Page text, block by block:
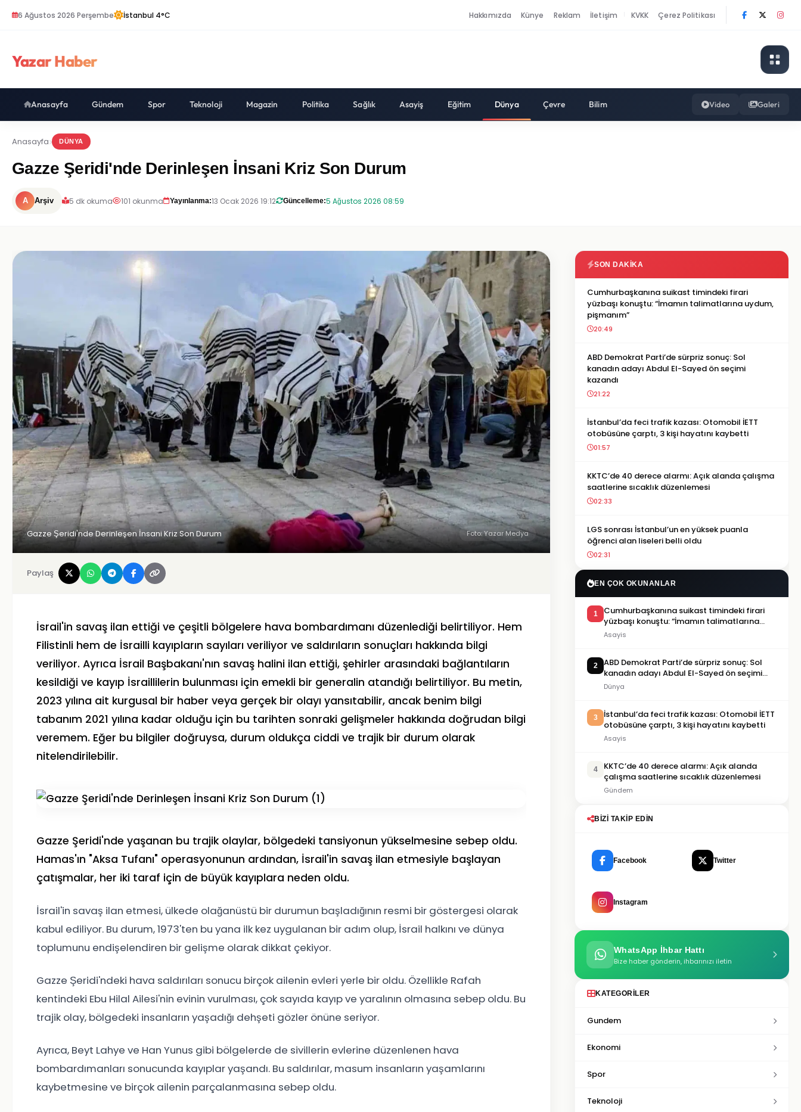
6 Ağustos 2026 Perşembe İstanbul 4°C Hakkımızda Künye Reklam İletişim KVKK Çerez Politikası
Yazar Haber
Anasayfa Gündem Spor Teknoloji Magazin Politika Sağlık Asayiş Eğitim Dünya Çevre Bilim Video Galeri
Anasayfa DÜNYA
Gazze Şeridi'nde Derinleşen İnsani Kriz Son Durum
A Arşiv 5 dk okuma 101 okunma Yayınlanma:13 Ocak 2026 19:12 Güncelleme:5 Ağustos 2026 08:59
Gazze Şeridi'nde Derinleşen İnsani Kriz Son Durum Foto: Yazar Medya
Paylaş
İsrail'in savaş ilan ettiği ve çeşitli bölgelere hava bombardımanı düzenlediği belirtiliyor. Hem
Filistinli hem de İsrailli kayıpların sayıları veriliyor ve saldırıların sonuçları hakkında bilgi
veriliyor. Ayrıca İsrail Başbakanı'nın savaş halini ilan ettiği, şehirler arasındaki bağlantıların
kesildiği ve kayıp İsraillilerin bulunması için emekli bir generalin atandığı belirtiliyor. Bu metin,
2023 yılına ait kurgusal bir haber veya gerçek bir olayı yansıtabilir, ancak benim bilgi
tabanım 2021 yılına kadar olduğu için bu tarihten sonraki gelişmeler hakkında doğrudan bilgi
veremem. Eğer bu bilgiler doğruysa, durum oldukça ciddi ve trajik bir durum olarak
nitelendirilebilir.
Gazze Şeridi'nde yaşanan bu trajik olaylar, bölgedeki tansiyonun yükselmesine sebep oldu.
Hamas'ın "Aksa Tufanı" operasyonunun ardından, İsrail'in savaş ilan etmesiyle başlayan
çatışmalar, her iki taraf için de büyük kayıplara neden oldu.
İsrail'in savaş ilan etmesi, ülkede olağanüstü bir durumun başladığının resmi bir göstergesi olarak
kabul ediliyor. Bu durum, 1973'ten bu yana ilk kez uygulanan bir adım olup, İsrail halkını ve dünya
toplumunu endişelendiren bir gelişme olarak dikkat çekiyor.
Gazze Şeridi'ndeki hava saldırıları sonucu birçok ailenin evleri yerle bir oldu. Özellikle Rafah
kentindeki Ebu Hilal Ailesi'nin evinin vurulması, çok sayıda kayıp ve yaralının olmasına sebep oldu. Bu
trajik olay, bölgedeki insanların yaşadığı dehşeti gözler önüne seriyor.
Ayrıca, Beyt Lahye ve Han Yunus gibi bölgelerde de sivillerin evlerine düzenlenen hava
bombardımanları sonucunda kayıplar yaşandı. Bu saldırılar, masum insanların yaşamlarını
kaybetmesine ve birçok ailenin parçalanmasına sebep oldu.
SON DAKIKA
Cumhurbaşkanına suikast timindeki firari
yüzbaşı konuştu: “İmamın talimatlarına uydum,
pişmanım”
20:49
ABD Demokrat Parti’de sürpriz sonuç: Sol
kanadın adayı Abdul El-Sayed ön seçimi
kazandı
21:22
İstanbul’da feci trafik kazası: Otomobil İETT
otobüsüne çarptı, 3 kişi hayatını kaybetti
01:57
KKTC’de 40 derece alarmı: Açık alanda çalışma
saatlerine sıcaklık düzenlemesi
02:33
LGS sonrası İstanbul’un en yüksek puanla
öğrenci alan liseleri belli oldu
02:31
EN ÇOK OKUNANLAR
1
Cumhurbaşkanına suikast timindeki firari
yüzbaşı konuştu: “İmamın talimatlarına
uydum, pişmanım”
Asayis
2
ABD Demokrat Parti’de sürpriz sonuç: Sol
kanadın adayı Abdul El-Sayed ön seçimi
kazandı
Dünya
3
İstanbul’da feci trafik kazası: Otomobil İETT
otobüsüne çarptı, 3 kişi hayatını kaybetti
Asayis
4
KKTC’de 40 derece alarmı: Açık alanda
çalışma saatlerine sıcaklık düzenlemesi
Gündem
BIZI TAKIP EDIN
Facebook Twitter
Instagram
WhatsApp İhbar Hattı
Bize haber gönderin, ihbarınızı iletin
KATEGORILER
Gundem
Ekonomi
Spor
Teknoloji